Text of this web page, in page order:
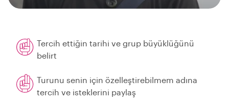
Tercih ettiğin tarihi ve grup büyüklüğünü
belirt
Turunu senin için özelleştirebilmem adına
tercih ve isteklerini paylaş